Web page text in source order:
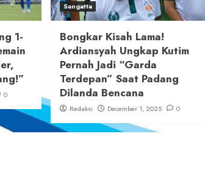
1-
0
Sangatta
Bongkar Kisah Lama!
Ardiansyah Ungkap Kutim
Pernah Jadi “Garda
Terdepan” Saat Padang
Dilanda Bencana
Redaksi December 1, 2025 0